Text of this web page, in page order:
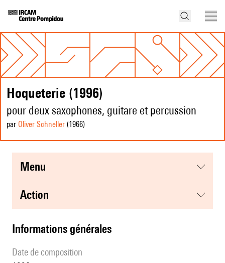
Hoqueterie (1996)
pour deux saxophones, guitare et percussion
par Oliver Schneller (1966)
menu
action
informations générales
date de composition